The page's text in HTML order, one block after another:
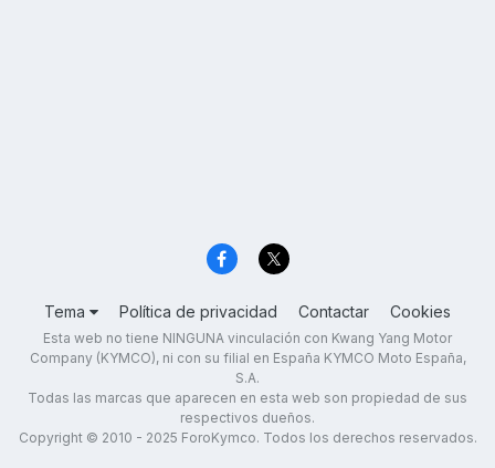
Tema Política de privacidad Contactar Cookies
Esta web no tiene NINGUNA vinculación con Kwang Yang Motor
Company (KYMCO), ni con su filial en España KYMCO Moto España,
S.A.
Todas las marcas que aparecen en esta web son propiedad de sus
respectivos dueños.
Copyright © 2010 - 2025 ForoKymco. Todos los derechos reservados.